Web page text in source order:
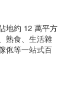
地約 12 萬平方
熟食、生活雜
俬等一站式百